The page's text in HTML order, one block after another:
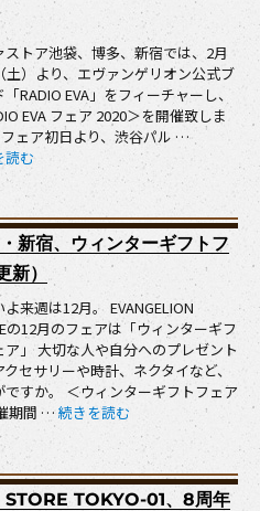
ストア池袋、博多、新宿では、2月
土）より、エヴァンゲリオン公式ブ
RADIO EVA」をフィーチャーし、
EVA フェア 2020＞を開催致しま
ェア初日より、渋谷パル …
らせ：エヴァストア（池袋・博多・新
読む
新宿、ウィンターギフトフ
新）
来週は12月。 EVANGELION
の12月のフェアは「ウィンターギフ
ア」 大切な人や自分へのプレゼント
クセサリーや時計、ネクタイなど、
ですか。 ＜ウィンターギフトフェア
期間 … “【フェア情報：池袋・博多・
続きを読む
STORE TOKYO-01、8周年